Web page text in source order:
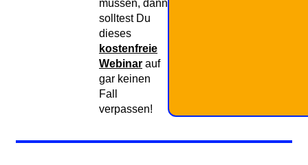
müssen, dann
solltest Du
dieses
kostenfreie
Webinar auf
gar keinen
Fall
verpassen!